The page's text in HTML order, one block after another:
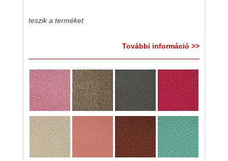
teszik a terméket
További információ >>